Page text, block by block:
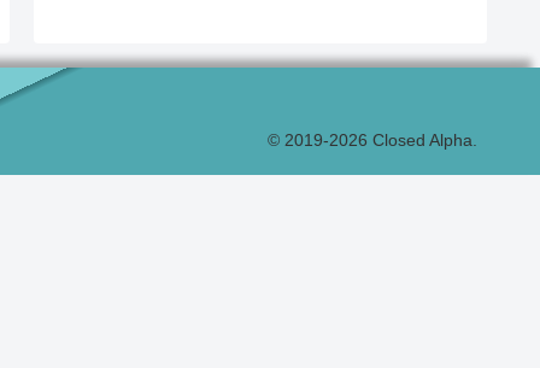
© 2019-2026 Closed Alpha.